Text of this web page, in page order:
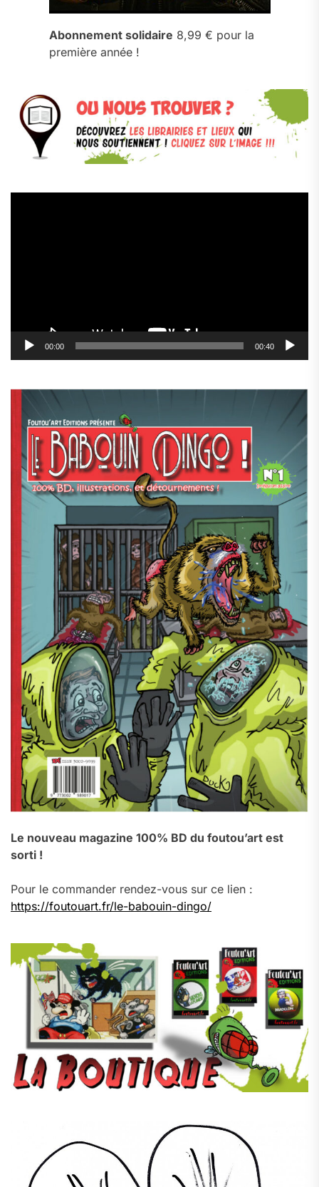
Abonnement solidaire 8,99 € pour la
première année !
00:00 00:40
Le nouveau magazine 100% BD du foutou’art est
sorti !
Pour le commander rendez-vous sur ce lien :
https://foutouart.fr/le-babouin-dingo/